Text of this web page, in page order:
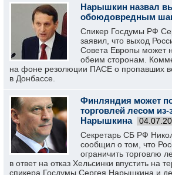
Нарышкин назвал
обоюдовредным
Спикер Госдумы РФ
заявил, что выход
Совета Европы может
обеим сторонам.
на фоне резолюции ПАСЕ о пропавших
в Донбассе.
Финляндия может
торговлей лесом из-
Нарышкина
Секретарь СБ РФ
сообщил о том, что
ограничить торговлю
в ответ на отказ Хельсинки впустить на
спикера Госдумы Сергея Нарышкина и